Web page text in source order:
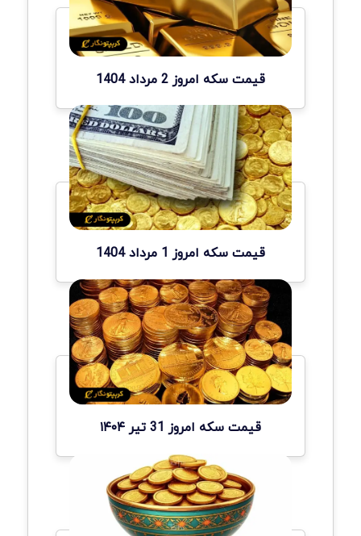
قیمت سکه امروز 2 مرداد 1404
قیمت سکه امروز 1 مرداد 1404
قیمت سکه امروز 31 تیر ۱۴۰۴